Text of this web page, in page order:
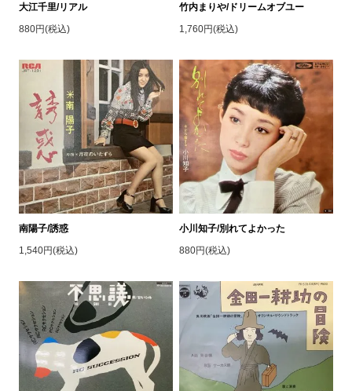
大江千里/リアル
880円(税込)
竹内まりや/ドリームオブユー
1,760円(税込)
南陽子/誘惑
1,540円(税込)
小川知子/別れてよかった
880円(税込)